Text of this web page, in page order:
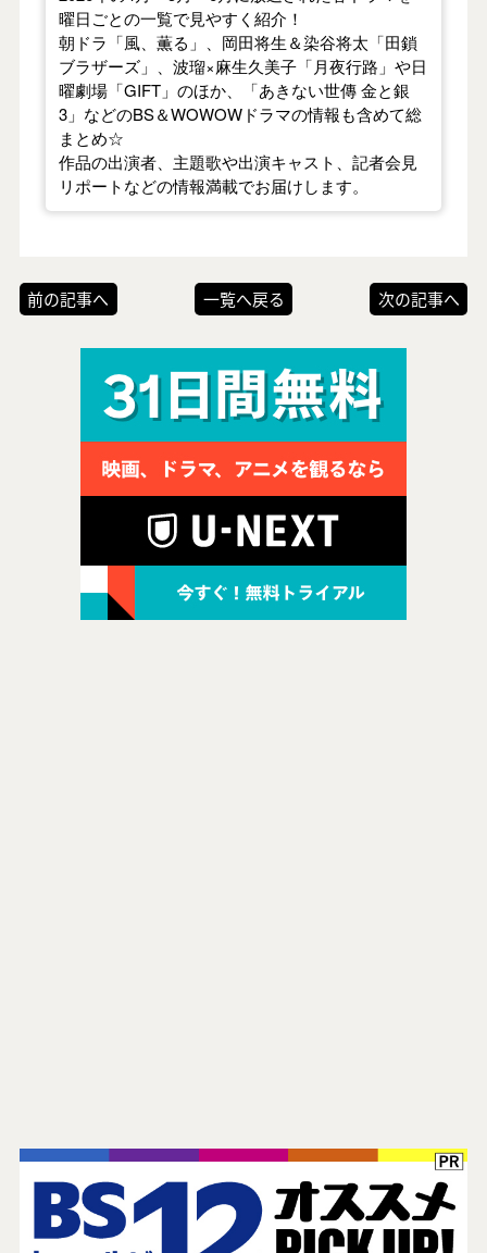
曜日ごとの一覧で見やすく紹介！
朝ドラ「風、薫る」、岡田将生＆染谷将太「田鎖
ブラザーズ」、波瑠×麻生久美子「月夜行路」や日
曜劇場「GIFT」のほか、「あきない世傳 金と銀
3」などのBS＆WOWOWドラマの情報も含めて総
まとめ☆
作品の出演者、主題歌や出演キャスト、記者会見
リポートなどの情報満載でお届けします。
前の記事へ 一覧へ戻る 次の記事へ